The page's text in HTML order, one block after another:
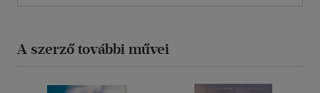
A szerző további művei